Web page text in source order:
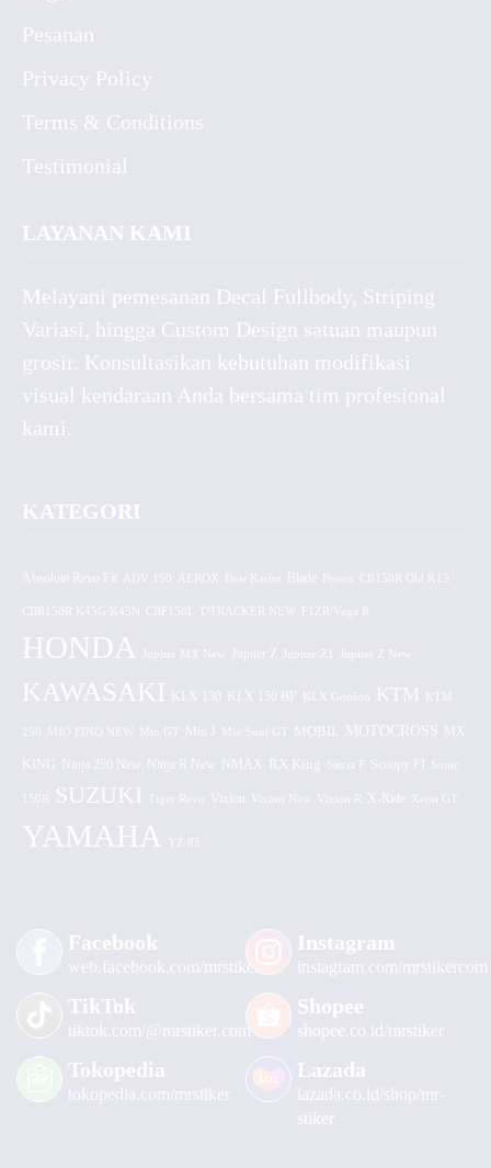
Pesanan
Privacy Policy
Terms & Conditions
Testimonial
LAYANAN KAMI
Melayani pemesanan Decal Fullbody, Striping
Variasi, hingga Custom Design satuan maupun
grosir. Konsultasikan kebutuhan modifikasi
visual kendaraan Anda bersama tim profesional
kami.
KATEGORI
Absolute Revo Fit ADV 150 AEROX CB150R Old K15
CBR150R K45G/K45N CRF150L DTRACKER NEW F1ZR/Vega R
HONDA Jupiter MX New Jupiter Z
KAWASAKI KLX 150 KLX 150 BF KLX Gordon KTM KTM
250 MIO FINO NEW Mio GT Mio J Mio Soul GT MOBIL MOTOCROSS MX
KING Ninja 250 New Ninja R New NMAX RX King Satria F Scoopy FI Sonic
150R SUZUKI Tiger Revo Vixion Vixion New Vixion R X-Ride Xeon GT
YAMAHA YZ 85
Facebook
web.facebook.com/mrstiker
Instagram
instagram.com/mrstikercom
TikTok
tiktok.com/@mrstiker.com
Shopee
shopee.co.id/mrstiker
Tokopedia
tokopedia.com/mrstiker
Lazada
lazada.co.id/shop/mr-
stiker